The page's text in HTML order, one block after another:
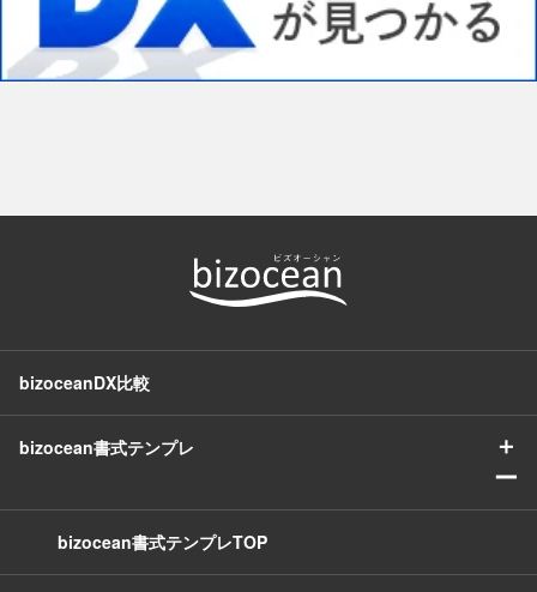
bizoceanDX比較
bizocean書式テンプレ
＋
ー
bizocean書式テンプレTOP